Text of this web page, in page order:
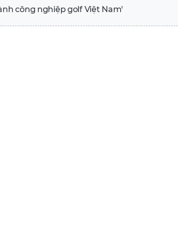
công nghiệp golf Việt Nam'